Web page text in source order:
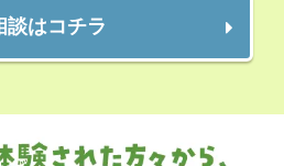
談はコチラ